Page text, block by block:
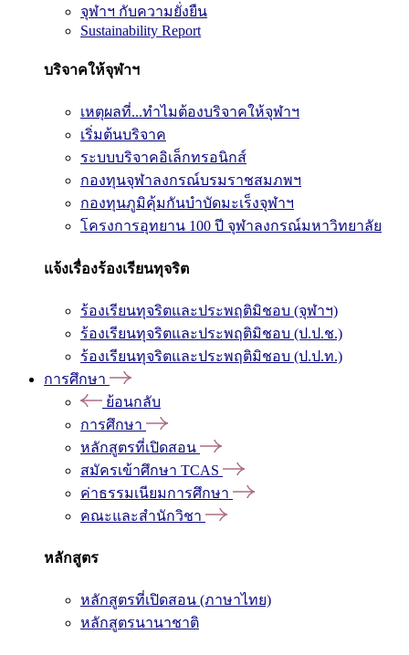
จุฬาฯ กับความยั่งยืน
Sustainability Report
บริจาคให้จุฬาฯ
เหตุผลที่...ทำไมต้องบริจาคให้จุฬาฯ
เริ่มต้นบริจาค
ระบบบริจาคอิเล็กทรอนิกส์
กองทุนจุฬาลงกรณ์บรมราชสมภพฯ
กองทุนภูมิคุ้มกันบำบัดมะเร็งจุฬาฯ
โครงการอุทยาน 100 ปี จุฬาลงกรณ์มหาวิทยาลัย
แจ้งเรื่องร้องเรียนทุจริต
ร้องเรียนทุจริตและประพฤติมิชอบ (จุฬาฯ)
ร้องเรียนทุจริตและประพฤติมิชอบ (ป.ป.ช.)
ร้องเรียนทุจริตและประพฤติมิชอบ (ป.ป.ท.)
การศึกษา
ย้อนกลับ
การศึกษา
หลักสูตรที่เปิดสอน
สมัครเข้าศึกษา TCAS
ค่าธรรมเนียมการศึกษา
คณะและสำนักวิชา
หลักสูตร
หลักสูตรที่เปิดสอน (ภาษาไทย)
หลักสูตรนานาชาติ